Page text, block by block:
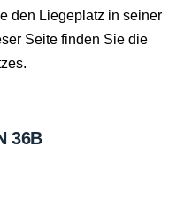
den Liegeplatz in seiner
Seite finden Sie die
36B